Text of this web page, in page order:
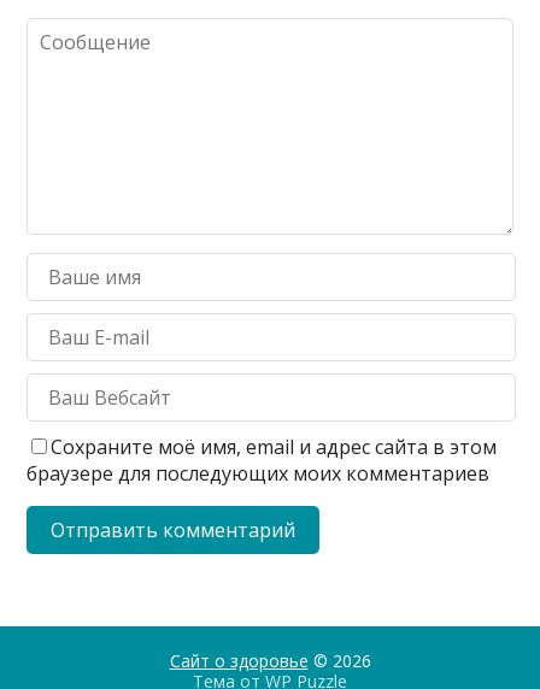
Сохраните моё имя, email и адрес сайта в этом
браузере для последующих моих комментариев
Сайт о здоровье © 2026
Тема от WP Puzzle